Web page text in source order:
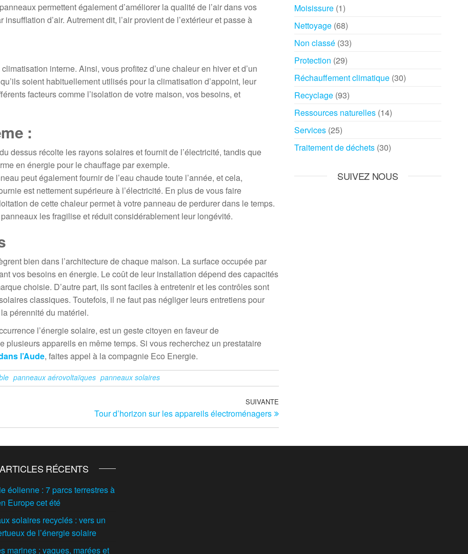
permettent également d’améliorer la qualité de l’air dans vos
d’air. Autrement dit, l’air provient de l’extérieur et passe à
interne. Ainsi, vous profitez d’une chaleur en hiver et d’un
soient habituellement utilisés pour la climatisation d’appoint, leur
facteurs comme l’isolation de votre maison, vos besoins, et
:
dessus récolte les rayons solaires et fournit de l’électricité, tandis que
en énergie pour le chauffage par exemple.
peut également fournir de l’eau chaude toute l’année, et cela,
est nettement supérieure à l’électricité. En plus de vous faire
de cette chaleur permet à votre panneau de perdurer dans le temps.
les fragilise et réduit considérablement leur longévité.
bien dans l’architecture de chaque maison. La surface occupée par
vos besoins en énergie. Le coût de leur installation dépend des capacités
choisie. D’autre part, ils sont faciles à entretenir et les contrôles sont
classiques. Toutefois, il ne faut pas négliger leurs entretiens pour
pérennité du matériel.
l’énergie solaire, est un geste citoyen en faveur de
plusieurs appareils en même temps. Si vous recherchez un prestataire
l’Aude, faites appel à la compagnie Eco Energie.
panneaux aérovoltaïques panneaux solaires
Article
suivant
SUIVANTE
Tour d’horizon sur les appareils électroménagers
Moisissure(1)
Nettoyage(68)
Non classé(33)
Protection (29)
Réchauffement climatique(30)
Recyclage(93)
Ressources naturelles(14)
Services(25)
Traitement de déchets(30)
SUIVEZ NOUS
ARTICLES RÉCENTS
éolienne : 7 parcs terrestres à
Europe cet été
solaires recyclés : vers un
de l’énergie solaire
marines : vagues, marées et